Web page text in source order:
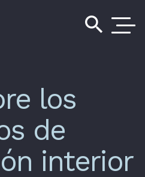
search
los
de
interior